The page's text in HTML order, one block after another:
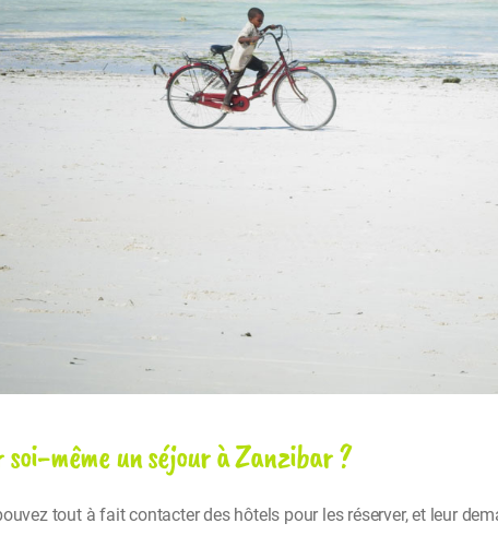
soi-même un séjour à Zanzibar ?
tout à fait contacter des hôtels pour les réserver, et leur